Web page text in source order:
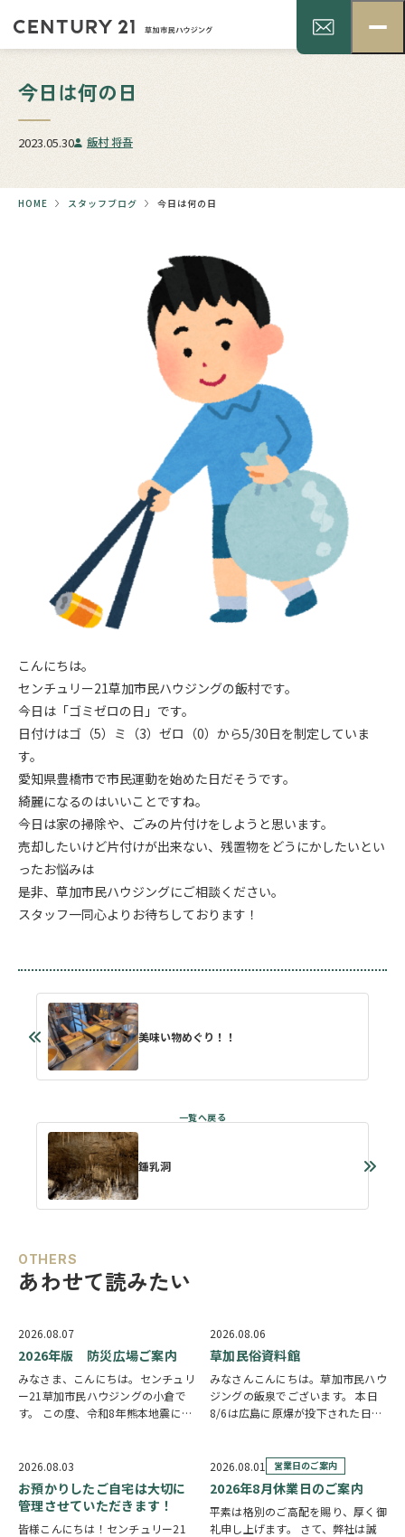
今日は何の日
2023.05.30 飯村 将吾
HOME スタッフブログ 今日は何の日
こんにちは。
センチュリー21草加市民ハウジングの飯村です。
今日は「ゴミゼロの日」です。
日付けはゴ（5）ミ（3）ゼロ（0）から5/30日を制定していま
す。
愛知県豊橋市で市民運動を始めた日だそうです。
綺麗になるのはいいことですね。
今日は家の掃除や、ごみの片付けをしようと思います。
売却したいけど片付けが出来ない、残置物をどうにかしたいとい
ったお悩みは
是非、草加市民ハウジングにご相談ください。
スタッフ一同心よりお待ちしております！
美味い物めぐり！！
鍾乳洞
OTHERS
あわせて読みたい
2026.08.07
2026年版 防災広場ご案内
みなさま、こんにちは。センチュリ
ー21草加市民ハウジングの小倉で
す。 この度、令和8年熊本地震によ
多い国です。草加市においても、他
人事ではなく、日頃から少しでも、
防災意識を高め…
2026.08.06
草加民俗資料館
みなさんこんにちは。草加市民ハウ
ジングの飯泉でございます。 本日
8/6は広島に原爆が投下された日に
もあります。 草加でも谷塚町、新
田などで空襲があったと言い伝えが
あります。草加…
2026.08.03
お預かりしたご自宅は大切に
管理させていただきます！
皆様こんにちは！センチュリー21
2026.08.01 営業日のご案内
2026年8月休業日のご案内
平素は格別のご高配を賜り、厚く御
礼申し上げます。 さて、弊社は誠